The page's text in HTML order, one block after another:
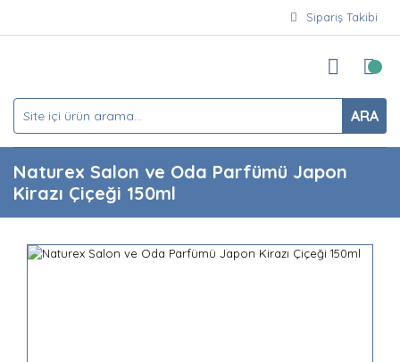
Sipariş Takibi
ARA
Naturex Salon ve Oda Parfümü Japon
Kirazı Çiçeği 150ml